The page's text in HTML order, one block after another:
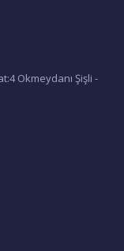
Okmeydanı Şişli -